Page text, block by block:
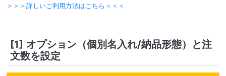
＞＞＞詳しいご利用方法はこちら＜＜＜
[1] オプション（個別名入れ/納品形態）と注
文数を設定